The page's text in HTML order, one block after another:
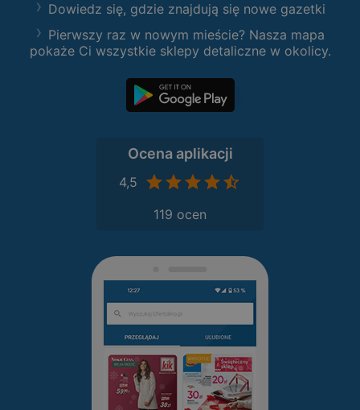
Dowiedz się, gdzie znajdują się nowe gazetki
Pierwszy raz w nowym mieście? Nasza mapa
pokaże Ci wszystkie sklepy detaliczne w okolicy.
Ocena aplikacji
4,5
119 ocen